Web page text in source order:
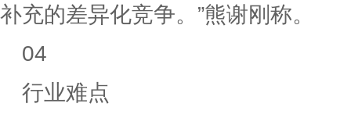
补充的差异化竞争。”熊谢刚称。
04
行业难点